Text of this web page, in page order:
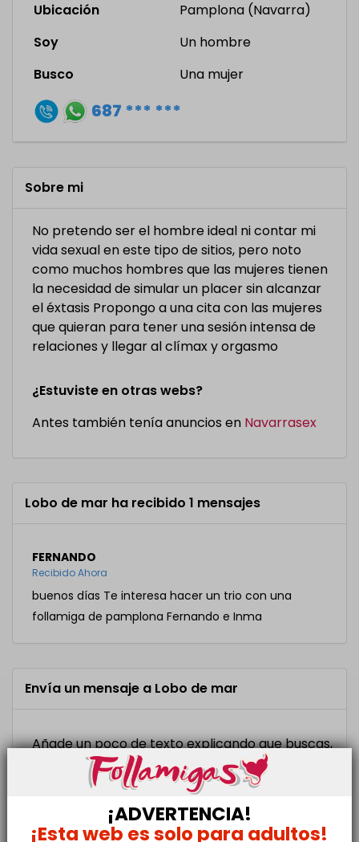
Ubicación
Pamplona (Navarra)
Soy
Un hombre
Busco
Una mujer
687 *** ***
Sobre mi
No pretendo ser el hombre ideal ni contar mi
vida sexual en este tipo de sitios, pero noto
como muchos hombres que las mujeres tienen
la necesidad de simular un placer sin alcanzar
el éxtasis Propongo a una cita con las mujeres
que quieran para tener una sesión intensa de
relaciones y llegar al clímax y orgasmo
¿Estuviste en otras webs?
Antes también tenía anuncios en Navarrasex
Lobo de mar ha recibido 1 mensajes
FERNANDO
Recibido Ahora
buenos días Te interesa hacer un trio con una
follamiga de pamplona Fernando e Inma
Envía un mensaje a Lobo de mar
Añade un poco de texto explicando que buscas,
tu ciudad, etc...
¡ADVERTENCIA!
¡Esta web es solo para adultos!